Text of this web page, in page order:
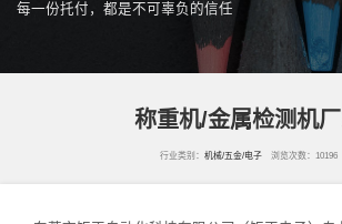
每一份托付，都是不可辜负的信任
称重机/金属检测机
行业类别： 机械/五金/电子 浏览次数：10196